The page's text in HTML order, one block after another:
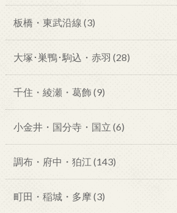
板橋・東武沿線 (3)
大塚･巣鴨･駒込・赤羽 (28)
千住・綾瀬・葛飾(9)
小金井・国分寺・国立 (6)
調布・府中・狛江 (143)
町田・稲城・多摩(3)